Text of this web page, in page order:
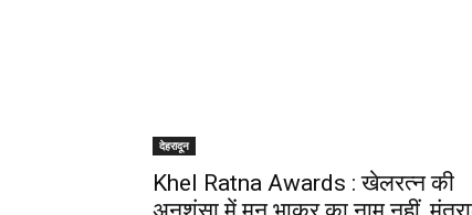
देहरादून
Khel Ratna Awards : खेलरत्न की